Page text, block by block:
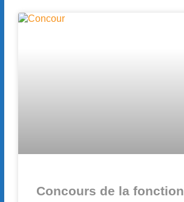
Concours de la fonction